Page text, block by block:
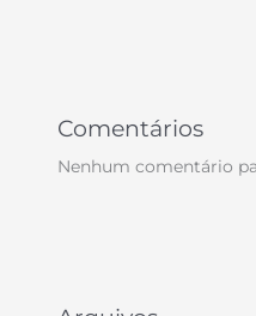
Comentários
Nenhum comentário